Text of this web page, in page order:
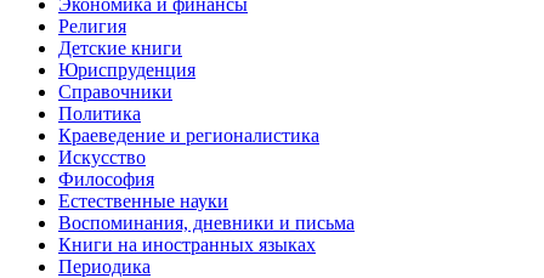
Экономика и финансы
Религия
Детские книги
Юриспруденция
Справочники
Политика
Краеведение и регионалистика
Искусство
Философия
Естественные науки
Воспоминания, дневники и письма
Книги на иностранных языках
Периодика